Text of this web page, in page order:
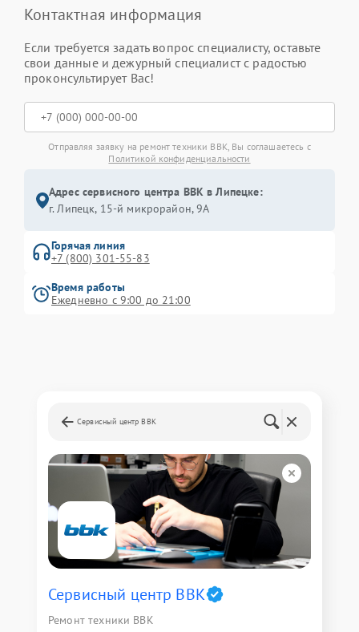
Контактная информация
Если требуется задать вопрос специалисту, оставьте
свои данные и дежурный специалист с радостью
проконсультирует Вас!
Отправляя заявку на ремонт техники BBK, Вы соглашаетесь с
Политикой конфиденциальности
Адрес сервисного центра BBK в Липецке:
г. Липецк, 15-й микрорайон, 9А
Горячая линия
+7 (800) 301-55-83
Время работы
Ежедневно с 9:00 до 21:00
Сервисный центр BBK
Сервисный центр BBK
Ремонт техники BBK